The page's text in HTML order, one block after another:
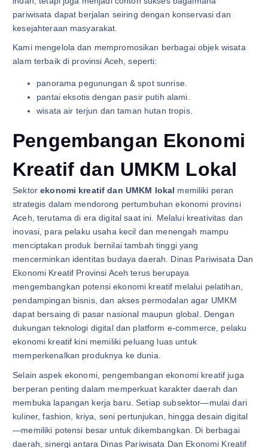
pariwisata dapat berjalan seiring dengan konservasi dan
kesejahteraan masyarakat.
Kami mengelola dan mempromosikan berbagai objek wisata
alam terbaik di provinsi Aceh, seperti:
panorama pegunungan & spot sunrise.
pantai eksotis dengan pasir putih alami.
wisata air terjun dan taman hutan tropis.
Pengembangan Ekonomi
Kreatif dan UMKM Lokal
Sektorekonomi kreatif dan UMKM lokal memiliki peran
strategis dalam mendorong pertumbuhan ekonomi provinsi
Aceh, terutama di era digital saat ini. Melalui kreativitas dan
inovasi, para pelaku usaha kecil dan menengah mampu
menciptakan produk bernilai tambah tinggi yang
mencerminkan identitas budaya daerah. Dinas Pariwisata Dan
Ekonomi Kreatif Provinsi Aceh terus berupaya
mengembangkan potensi ekonomi kreatif melalui pelatihan,
pendampingan bisnis, dan akses permodalan agar UMKM
dapat bersaing di pasar nasional maupun global. Dengan
dukungan teknologi digital dan platform e-commerce, pelaku
ekonomi kreatif kini memiliki peluang luas untuk
memperkenalkan produknya ke dunia.
Selain aspek ekonomi, pengembangan ekonomi kreatif juga
berperan penting dalam memperkuat karakter daerah dan
membuka lapangan kerja baru. Setiap subsektor—mulai dari
kuliner, fashion, kriya, seni pertunjukan, hingga desain digital
—memiliki potensi besar untuk dikembangkan. Di berbagai
daerah, sinergi antara Dinas Pariwisata Dan Ekonomi Kreatif